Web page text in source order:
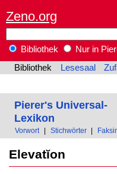
Zeno.org
Bibliothek
Nur in
Bibliothek
Lesesaal
Pierer's Universal-
Lexikon
Vorwort Stichwörter
Elevatĭon